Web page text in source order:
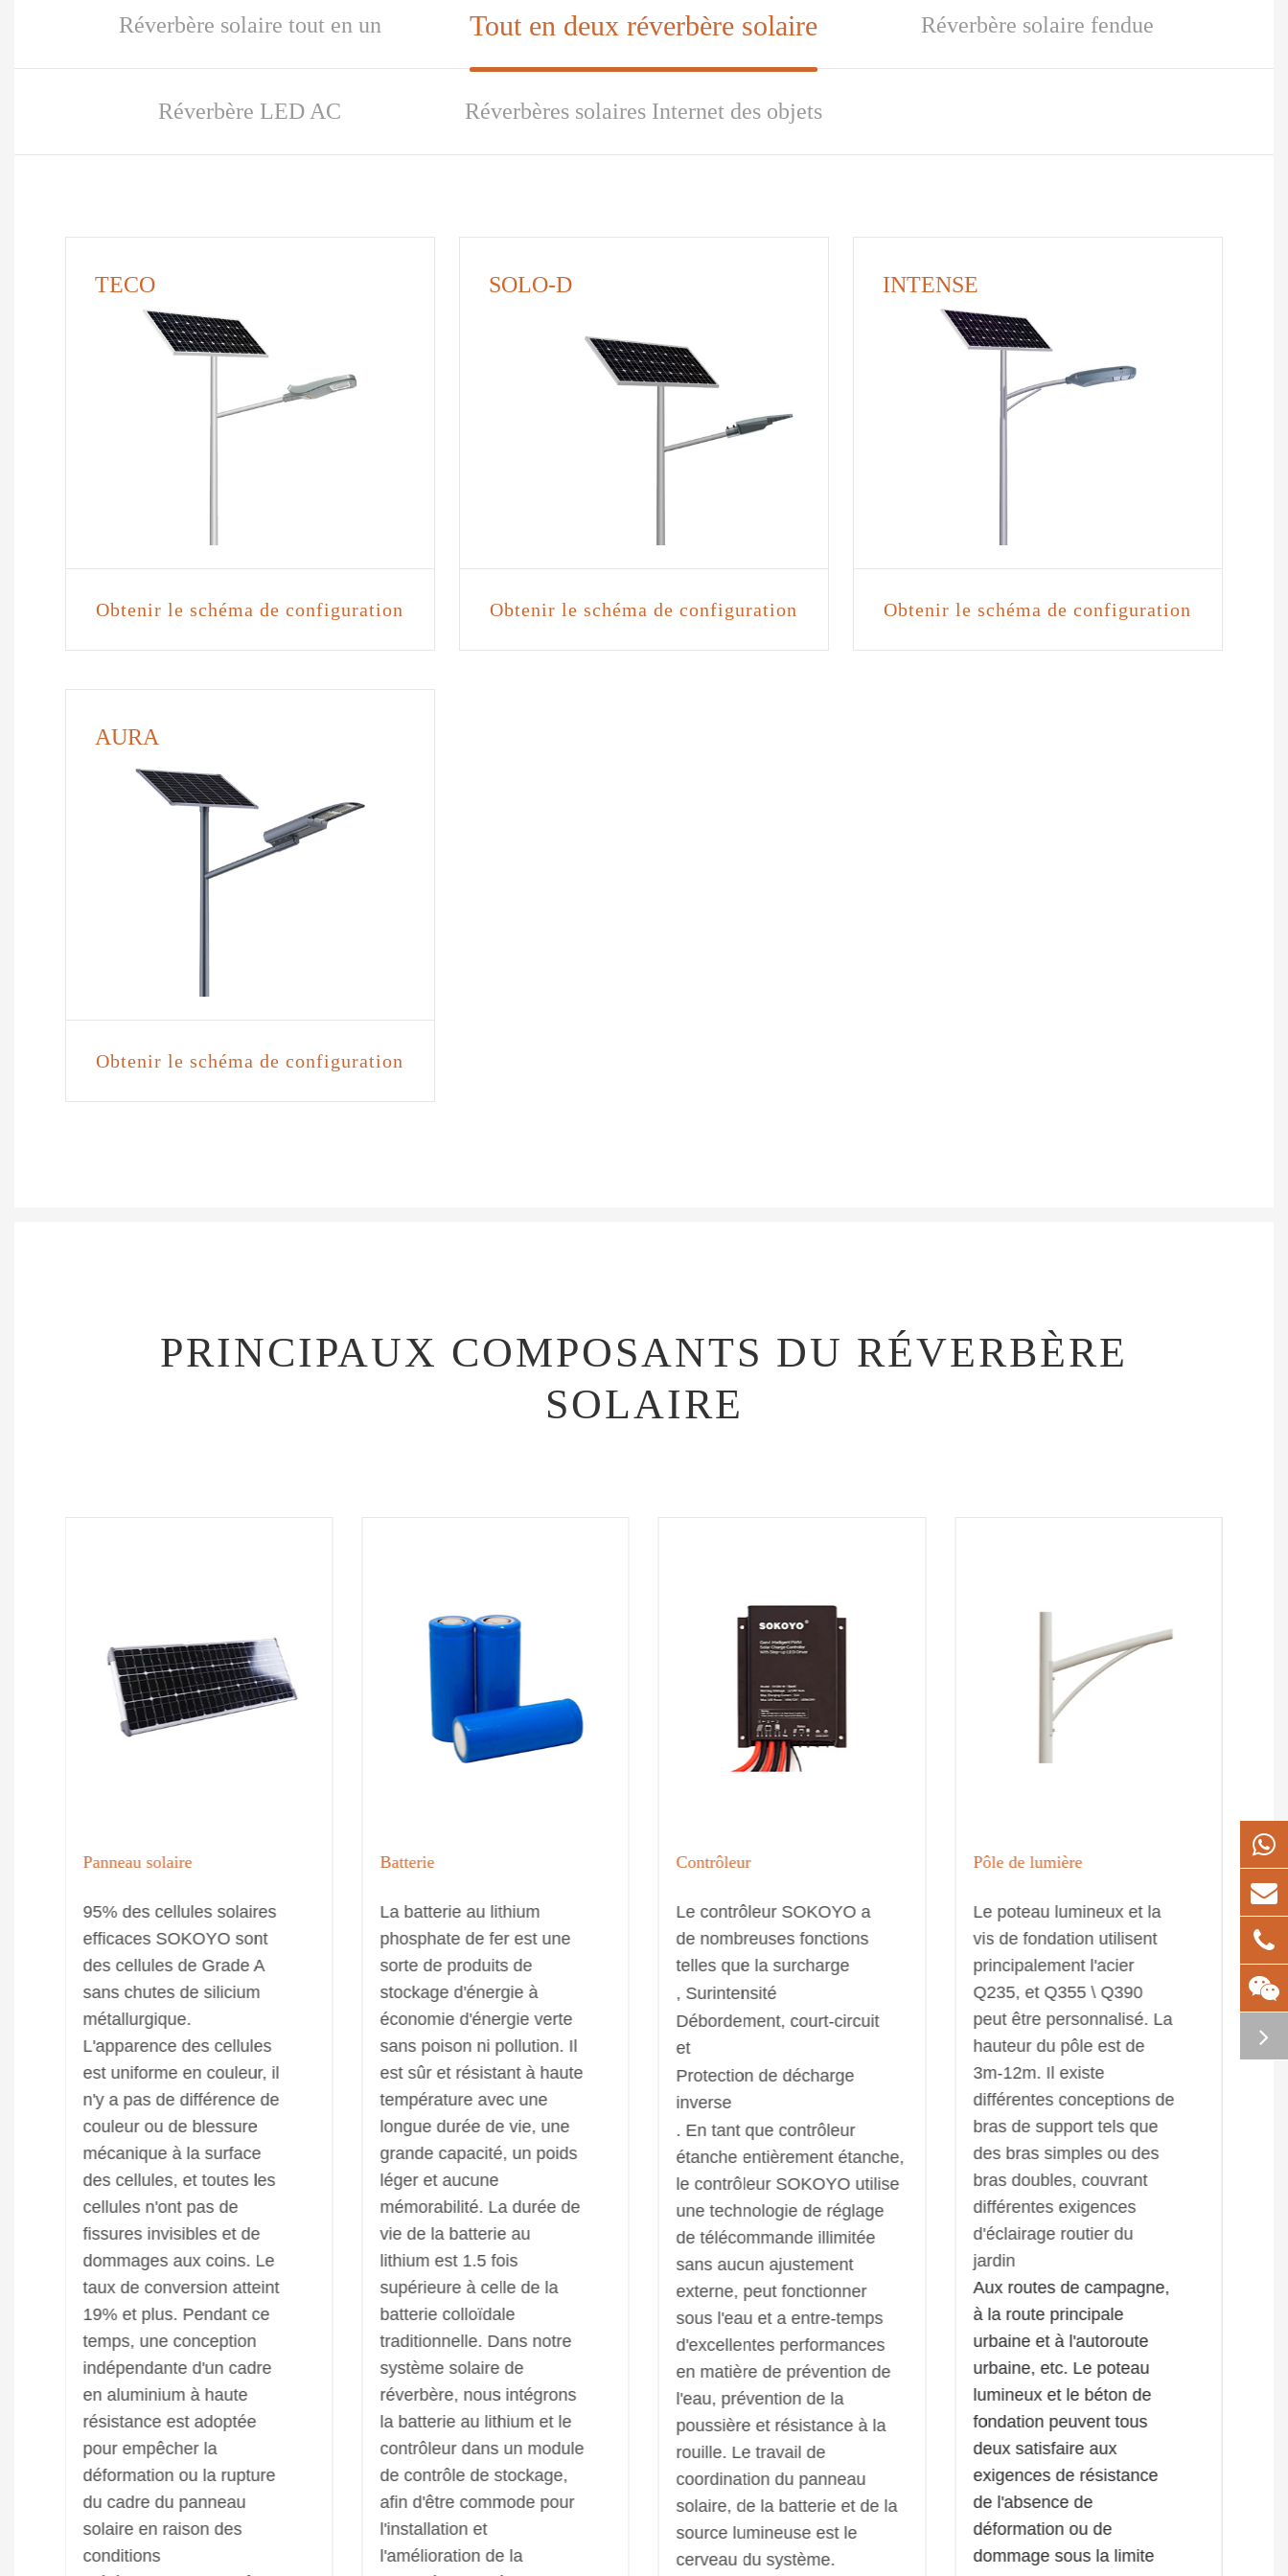
Réverbère solaire tout en un Tout en deux réverbère solaire Réverbère solaire fendue
Réverbère LED AC Réverbères solaires Internet des objets
TECO
Obtenir le schéma de configuration
SOLO-D
Obtenir le schéma de configuration
INTENSE
Obtenir le schéma de configuration
AURA
Obtenir le schéma de configuration
PRINCIPAUX COMPOSANTS DU RÉVERBÈRE
SOLAIRE
Panneau solaire
95% des cellules solaires
efficaces SOKOYO sont
des cellules de Grade A
sans chutes de silicium
métallurgique.
L'apparence des cellules
est uniforme en couleur, il
n'y a pas de différence de
couleur ou de blessure
mécanique à la surface
des cellules, et toutes les
cellules n'ont pas de
fissures invisibles et de
dommages aux coins. Le
taux de conversion atteint
19% et plus. Pendant ce
temps, une conception
indépendante d'un cadre
en aluminium à haute
résistance est adoptée
pour empêcher la
déformation ou la rupture
du cadre du panneau
solaire en raison des
conditions
Batterie
La batterie au lithium
phosphate de fer est une
sorte de produits de
stockage d'énergie à
économie d'énergie verte
sans poison ni pollution. Il
est sûr et résistant à haute
température avec une
longue durée de vie, une
grande capacité, un poids
léger et aucune
mémorabilité. La durée de
vie de la batterie au
lithium est 1.5 fois
supérieure à celle de la
batterie colloïdale
traditionnelle. Dans notre
système solaire de
réverbère, nous intégrons
la batterie au lithium et le
contrôleur dans un module
de contrôle de stockage,
afin d'être commode pour
l'installation et
l'amélioration de la
Contrôleur
Le contrôleur SOKOYO a
de nombreuses fonctions
telles que la surcharge
, Surintensité
Débordement, court-circuit
et
Protection de décharge
inverse
. En tant que contrôleur
étanche entièrement étanche,
le contrôleur SOKOYO utilise
une technologie de réglage
de télécommande illimitée
sans aucun ajustement
externe, peut fonctionner
sous l'eau et a entre-temps
d'excellentes performances
en matière de prévention de
l'eau, prévention de la
poussière et résistance à la
rouille. Le travail de
coordination du panneau
solaire, de la batterie et de la
source lumineuse est le
cerveau du système.
Pôle de lumière
Le poteau lumineux et la
vis de fondation utilisent
principalement l'acier
Q235, et Q355 \ Q390
peut être personnalisé. La
hauteur du pôle est de
3m-12m. Il existe
différentes conceptions de
bras de support tels que
des bras simples ou des
bras doubles, couvrant
différentes exigences
d'éclairage routier du
jardin
Aux routes de campagne,
à la route principale
urbaine et à l'autoroute
urbaine, etc. Le poteau
lumineux et le béton de
fondation peuvent tous
deux satisfaire aux
exigences de résistance
de l'absence de
déformation ou de
dommage sous la limite